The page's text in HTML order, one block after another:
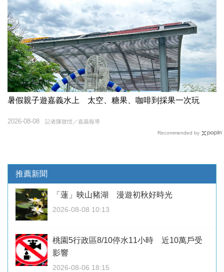
暑假親子遊嘉義水上 太空、糖果、咖啡到採果一次玩
記者陳致愷／嘉義報導
2026-08-08
Recommended by
推薦新聞
「蓮」映山豬湖 漫遊初秋好時光
2026-08-08 10:13
桃園5行政區8/10停水11小時 近10萬戶受
影響
2026-08-06 18:15